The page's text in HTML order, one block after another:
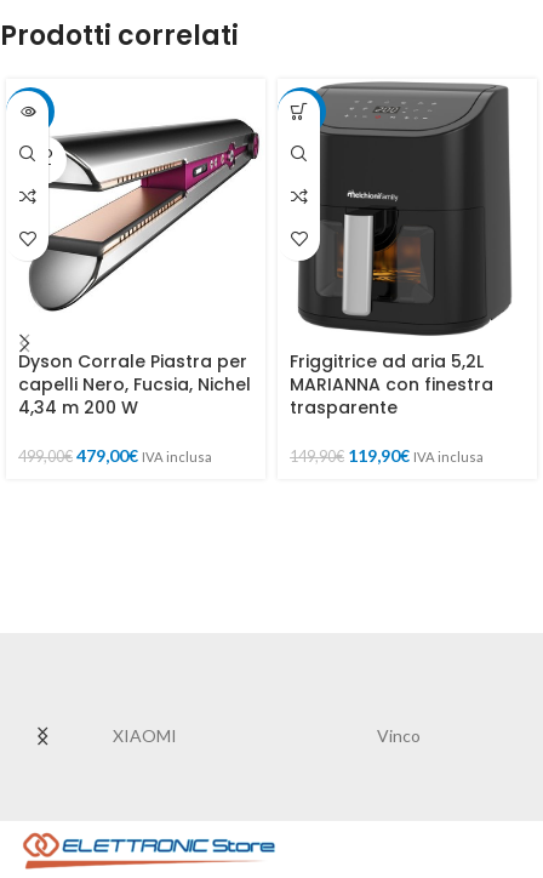
Prodotti correlati
-4%
SOLD
OUT
Dyson Corrale Piastra per
capelli Nero, Fucsia, Nichel
4,34 m 200 W
499,00€ 479,00€ IVA inclusa
-20%
Friggitrice ad aria 5,2L
MARIANNA con finestra
trasparente
149,90€ 119,90€ IVA inclusa
XIAOMI